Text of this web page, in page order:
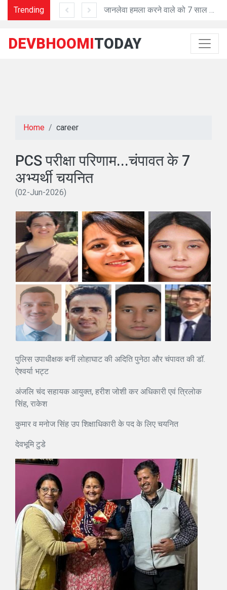
Trending
'प्रशासनिक काम में तेजी व शुद्धता में मददगार है Al तकनीक' जानलेवा हमला करने वाले को 7 साल की सजा
DEVBHOOMITODAY
Home career
PCS परीक्षा परिणाम...चंपावत के 7
अभ्यर्थी चयनित
(02-Jun-2026)
पुलिस उपाधीक्षक बनीं लोहाघाट की अदिति पुनेठा और चंपावत की डॉ.
ऐश्वर्या भट्ट
अंजलि चंद सहायक आयुक्त, हरीश जोशी कर अधिकारी एवं त्रिलोक
सिंह, राकेश
कुमार व मनोज सिंह उप शिक्षाधिकारी के पद के लिए चयनित
देवभूमि टुडे